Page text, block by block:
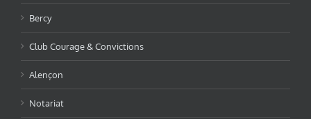
Bercy
Club Courage & Convictions
Alençon
Notariat